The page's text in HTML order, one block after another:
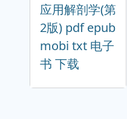
应用解剖学(第
2版) pdf epub
mobi txt 电子
书 下载